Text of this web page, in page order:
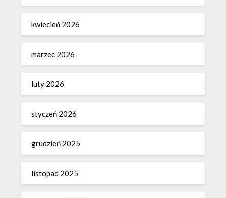
kwiecień 2026
marzec 2026
luty 2026
styczeń 2026
grudzień 2025
listopad 2025